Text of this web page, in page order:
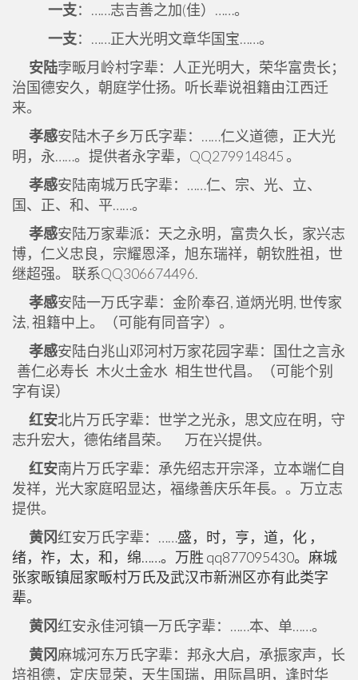
一支：……志吉善之加(佳）……。
一支：……正大光明文章华国宝……。
安陆孛畈月岭村字辈：人正光明大，荣华富贵长；
治国德安久，朝庭学仕扬。听长辈说祖籍由江西迁
来。
孝感安陆木子乡万氏字辈：……仁义道德，正大光
明，永……。提供者永字辈，QQ279914845 。
孝感安陆南城万氏字辈：……仁、宗、光、立、
国、正、和、平……。
孝感安陆万家辈派：天之永明，富贵久长，家兴志
博，仁义忠良，宗耀恩泽，旭东瑞祥，朝钦胜祖，世
继超强。 联系QQ306674496.
孝感安陆一万氏字辈：金阶奉召, 道炳光明, 世传家
法, 祖籍中上。（可能有同音字）。
孝感安陆白兆山邓河村万家花园字辈：国仕之言永
善仁必寿长 木火土金水 相生世代昌。（可能个别
字有误）
红安北片万氏字辈：世学之光永，思文应在明，守
志升宏大，德佑绪昌荣。 万在兴提供。
红安南片万氏字辈：承先绍志开宗泽，立本端仁自
发祥，光大家庭昭显达，福缘善庆乐年長。。万立志
提供。
黄冈红安万氏字辈：……盛，时，亨，道，化 ，
绪，祚，太，和，绵……。万胜 qq877095430。麻城
张家畈镇屈家畈村万氏及武汉市新洲区亦有此类字
辈。
黄冈红安永佳河镇一万氏字辈：……本、单……。
黄冈麻城河东万氏字辈：邦永大启，承振家声，长
培祖德，定庆显荣，天生国瑞，用际昌明，逢时华